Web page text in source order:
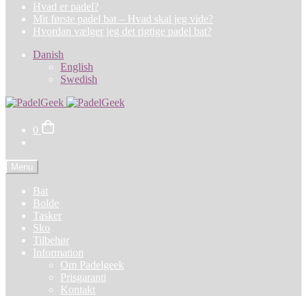
Hvad er padel?
Mit første padel bat – Hvad skal jeg vide?
Hvordan vælger jeg det rigtige padel bat?
Danish
English
Swedish
0
Menu
Bat
Bolde
Tasker
Sko
Tilbehør
Information
Om Padelgeek
Prisgaranti
Kontakt